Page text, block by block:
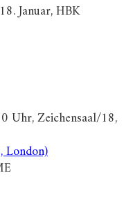
Januar, HBK
Uhr, Zeichensaal/18,
London)